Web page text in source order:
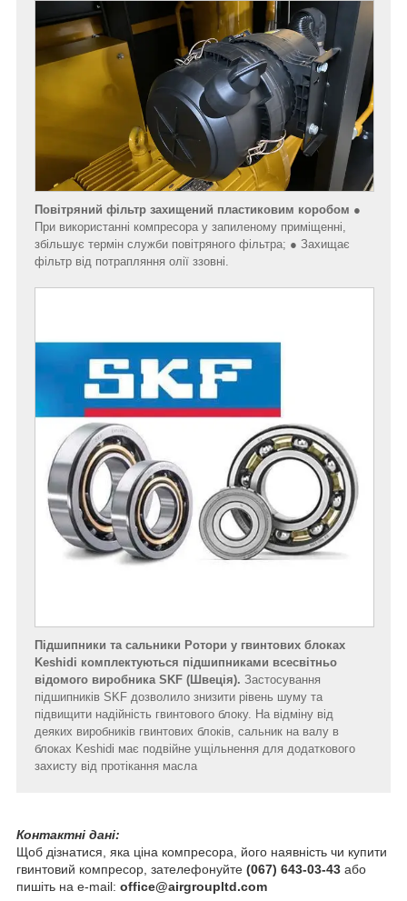
Повітряний фільтр захищений пластиковим коробом ●
При використанні компресора у запиленому приміщенні,
збільшує термін служби повітряного фільтра; ● Захищає
фільтр від потрапляння олії ззовні.
Підшипники та сальники Ротори у гвинтових блоках
Keshidi комплектуються підшипниками всесвітньо
відомого виробника SKF (Швеція). Застосування
підшипників SKF дозволило знизити рівень шуму та
підвищити надійність гвинтового блоку. На відміну від
деяких виробників гвинтових блоків, сальник на валу в
блоках Keshidi має подвійне ущільнення для додаткового
захисту від протікання масла
Контактні дані:
Щоб дізнатися, яка ціна компресора, його наявність чи купити
гвинтовий компресор, зателефонуйте (067) 643-03-43 або
пишіть на e-mail: office@airgroupltd.com